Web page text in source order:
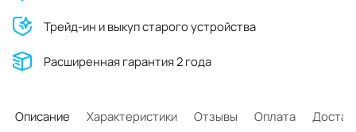
Трейд-ин и выкуп старого устройства
Расширенная гарантия 2 года
Описание Характеристики Отзывы Оплата